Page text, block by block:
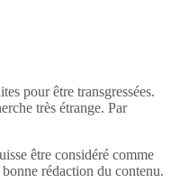
pour être transgressées.
très étrange. Par
être considéré comme
rédaction du contenu.